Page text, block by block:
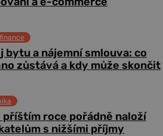
bytu a nájemní smlouva: co
zůstává a kdy může skončit
roce pořádně naloží
s nižšími příjmy